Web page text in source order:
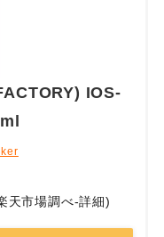
IOS-
天市場調べ-詳細)